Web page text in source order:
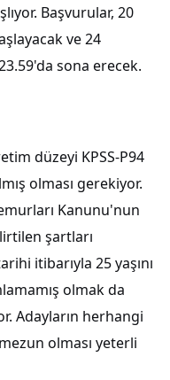
Başvurular, 20
ve 24
sona erecek.
düzeyi KPSS-P94
olması gerekiyor.
Kanunu'nun
şartları
itibarıyla 25 yaşını
olmak da
Adayların herhangi
olması yeterli